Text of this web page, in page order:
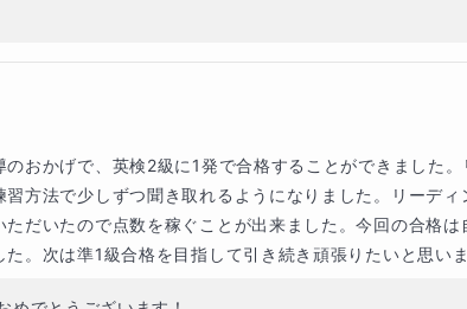
く学べる時間をつくっていきたいと思います。ご家庭の
の取り組みを始めていきましょう。お二人の成長が楽し
のおかげで、英検2級に1発で合格することができました
習方法で少しずつ聞き取れるようになりました。リーディ
だいたので点数を稼ぐことが出来ました。今回の合格は
。次は準1級合格を目指して引き続き頑張りたいと思いま